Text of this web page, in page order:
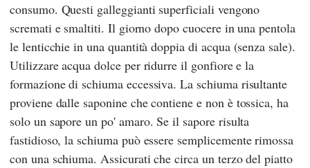
consumo. Questi galleggianti superficiali vengono
scremati e smaltiti. Il giorno dopo cuocere in una pentola
le lenticchie in una quantità doppia di acqua (senza sale).
Utilizzare acqua dolce per ridurre il gonfiore e la
formazione di schiuma eccessiva. La schiuma risultante
proviene dalle saponine che contiene e non è tossica, ha
solo un sapore un po' amaro. Se il sapore risulta
fastidioso, la schiuma può essere semplicemente rimossa
con una schiuma. Assicurati che circa un terzo del piatto